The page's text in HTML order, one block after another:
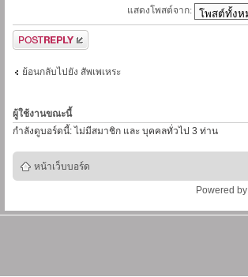
แสดงโพสต์จาก:
ตอบกระทู้
ย้อนกลับไปยัง สัพเพเหระ
ผู้ใช้งานขณะนี้
กำลังดูบอร์ดนี้: ไม่มีสมาชิก และ บุคคลทั่วไป 3 ท่าน
หน้าเว็บบอร์ด
Powered by